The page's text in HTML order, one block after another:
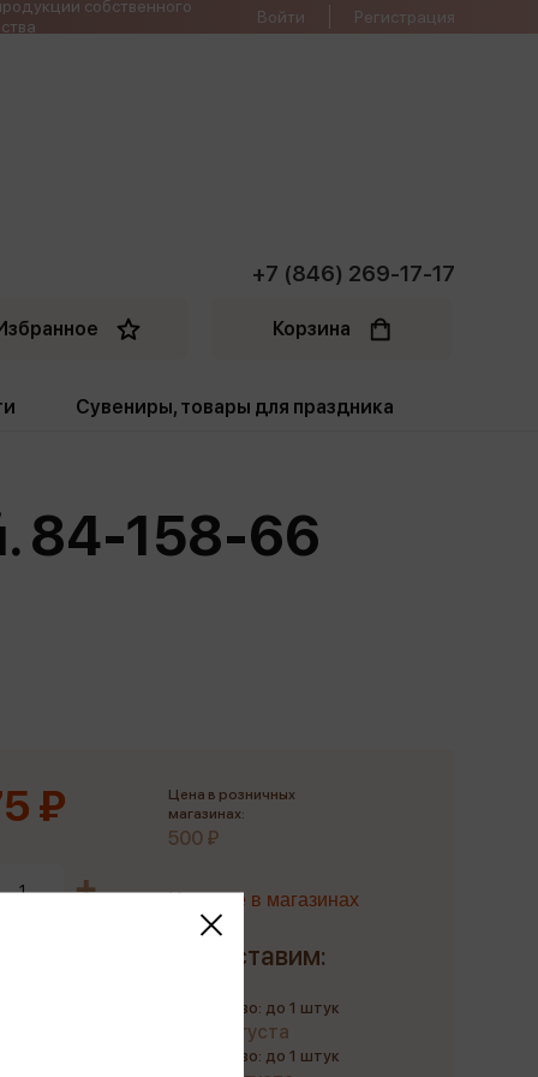
собственного
Войти Регистрация
+7 (846) 269-17-17
Корзина
Сувениры, товары для праздника
Пакеты
84-158-66
₽
Цена в розничных
магазинах:
500 ₽
Наличие в магазинах
Доставим:
Количество: до 1 штук
до 11 августа
Количество: до 1 штук